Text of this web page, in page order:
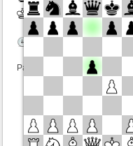
Wit
Speelduur: 3 minutes/
Partij telt mee voor de ranglijst